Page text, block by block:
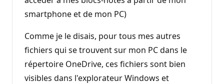
smartphone et de mon PC)
Comme je le disais, pour tous mes autres
fichiers qui se trouvent sur mon PC dans le
répertoire OneDrive, ces fichiers sont bien
visibles dans l'explorateur Windows et